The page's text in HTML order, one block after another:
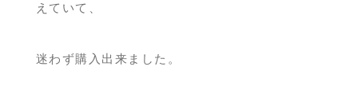
えていて、
迷わず購入出来ました。